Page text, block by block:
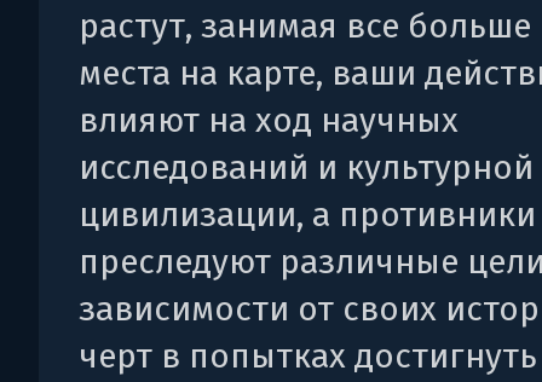
растут, занимая все
места на карте, ваши
влияют на ход научных
исследований и
цивилизации, а противники
преследуют различные
зависимости от своих
черт в попытках